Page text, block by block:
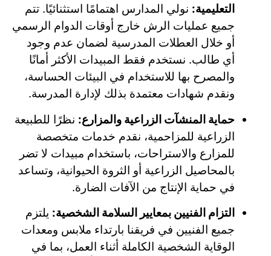
التعليمية: نولي المدارس اهتمامًا استثنائيًا. تتم
جميع عمليات الرش خارج أوقات الدوام الرسمي
أو خلال العطلات المدرسية لضمان عدم وجود
أي طالب. نستخدم فقط المبيدات الأكثر أمانًا
والمصرح بها للاستخدام في البيئات الحساسة،
ونقدم شهادات معتمدة بذلك لإدارة المدرسة.
حماية المنشآت الزراعية والمزارع: نظرًا للطبيعة
الزراعية للمزاحمية، نقدم خدمات متخصصة
للمزارع والاستراحات، باستخدام مبيدات لا تضر
بالمحاصيل الزراعية أو الثروة الحيوانية، وتساعد
في حماية الإنتاج من الآفات الضارة.
التزام الفنيين بمعايير السلامة الشخصية: يلتزم
جميع الفنيين في فريقنا بارتداء ملابس ومعدات
الوقاية الشخصية الكاملة أثناء العمل، بما في